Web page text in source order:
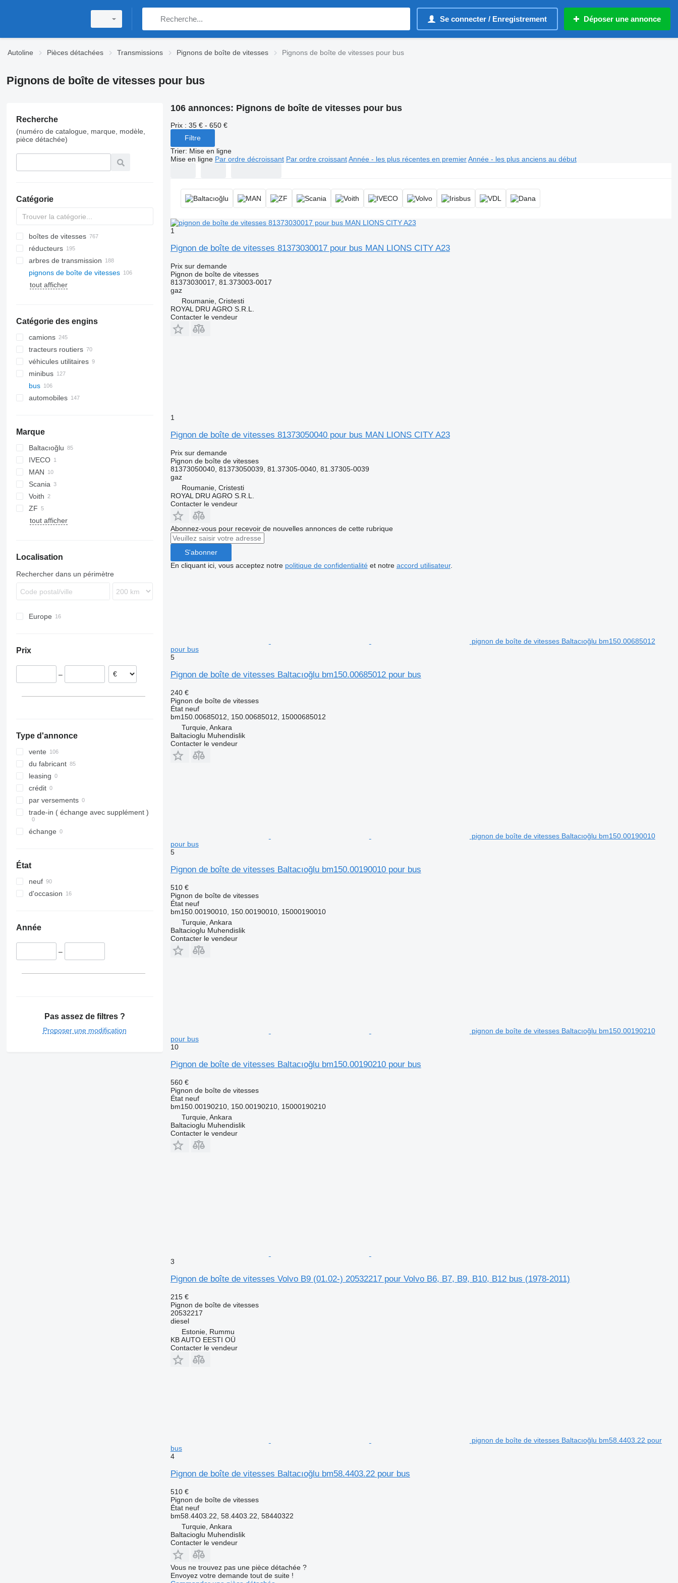
Se connecter / Enregistrement Déposer une annonce
Autoline Pièces détachées Transmissions Pignons de boîte de vitesses Pignons de boîte de vitesses pour bus
Pignons de boîte de vitesses pour bus
Recherche
(numéro de catalogue, marque, modèle,
pièce détachée)
Catégorie
boîtes de vitesses
réducteurs
arbres de transmission
pignons de boîte de vitesses
tout afficher
Catégorie des engins
camions
tracteurs routiers
véhicules utilitaires
minibus
bus
automobiles
Marque
Baltacıoğlu
IVECO
Crossway
Crossway
Daily
Magelys
Proway
MAN
A-series
Lion's series
Scania
K-series
L-series
Voith
B-series
ZF
tout afficher
Localisation
Rechercher dans un périmètre
Europe
Prix
–
Type d'annonce
vente
du fabricant
leasing
crédit
par versements
trade-in ( échange avec supplément )
échange
État
neuf
d'occasion
Année
–
Pas assez de filtres ?
Proposer une modification
106 annonces: Pignons de boîte de vitesses pour bus
Prix : 35 € - 650 €
Filtre
Trier: Mise en ligne
Mise en ligne Par ordre décroissant Par ordre croissant Année - les plus récentes en premier Année - les plus anciens au début
1
Pignon de boîte de vitesses 81373030017 pour bus MAN LIONS CITY A23
Prix sur demande
Pignon de boîte de vitesses
81373030017, 81.373003-0017
gaz
Roumanie, Cristesti
ROYAL DRU AGRO S.R.L.
Contacter le vendeur
1
Pignon de boîte de vitesses 81373050040 pour bus MAN LIONS CITY A23
Prix sur demande
Pignon de boîte de vitesses
81373050040, 81373050039, 81.37305-0040, 81.37305-0039
gaz
Roumanie, Cristesti
ROYAL DRU AGRO S.R.L.
Contacter le vendeur
Abonnez-vous pour recevoir de nouvelles annonces de cette rubrique
S'abonner
En cliquant ici, vous acceptez notre politique de confidentialitéet notre accord utilisateur.
pignon de boîte de vitesses Baltacıoğlu bm150.00685012
pour bus
5
Pignon de boîte de vitesses Baltacıoğlu bm150.00685012 pour bus
240 €
Pignon de boîte de vitesses
Étatneuf
bm150.00685012, 150.00685012, 15000685012
Turquie, Ankara
Baltacioglu Muhendislik
Contacter le vendeur
pignon de boîte de vitesses Baltacıoğlu bm150.00190010
pour bus
5
Pignon de boîte de vitesses Baltacıoğlu bm150.00190010 pour bus
510 €
Pignon de boîte de vitesses
Étatneuf
bm150.00190010, 150.00190010, 15000190010
Turquie, Ankara
Baltacioglu Muhendislik
Contacter le vendeur
pignon de boîte de vitesses Baltacıoğlu bm150.00190210
pour bus
10
Pignon de boîte de vitesses Baltacıoğlu bm150.00190210 pour bus
560 €
Pignon de boîte de vitesses
Étatneuf
bm150.00190210, 150.00190210, 15000190210
Turquie, Ankara
Baltacioglu Muhendislik
Contacter le vendeur
3
Pignon de boîte de vitesses Volvo B9 (01.02-) 20532217 pour Volvo B6, B7, B9, B10, B12 bus (1978-2011)
215 €
Pignon de boîte de vitesses
20532217
diesel
Estonie, Rummu
KB AUTO EESTI OÜ
Contacter le vendeur
pignon de boîte de vitesses Baltacıoğlu bm58.4403.22 pour
bus
4
Pignon de boîte de vitesses Baltacıoğlu bm58.4403.22 pour bus
510 €
Pignon de boîte de vitesses
Étatneuf
bm58.4403.22, 58.4403.22, 58440322
Turquie, Ankara
Baltacioglu Muhendislik
Contacter le vendeur
Vous ne trouvez pas une pièce détachée ?
Envoyez votre demande tout de suite !